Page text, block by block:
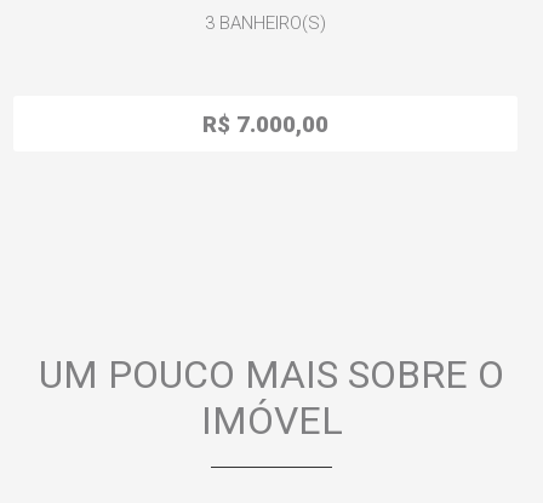
3 BANHEIRO(S)
R$ 7.000,00
UM POUCO MAIS SOBRE O
IMÓVEL